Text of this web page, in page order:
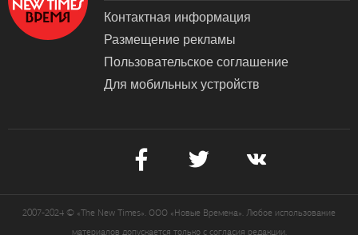
Контактная информация
Размещение рекламы
Пользовательское соглашение
Для мобильных устройств
2007-2024 © «The New Times». ООО «Новые Времена». Любое использование
материалов допускается только с согласия редакции.